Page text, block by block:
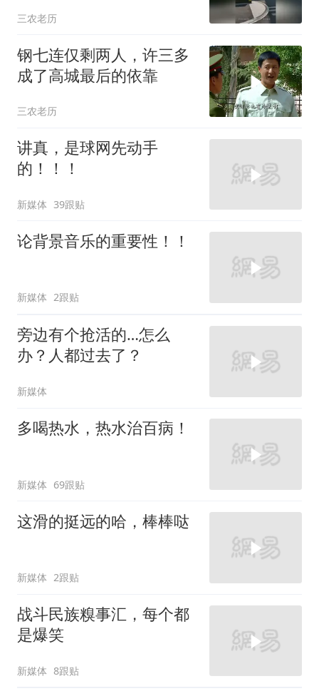
三农老历
钢七连仅剩两人，许三多
成了高城最后的依靠
三农老历
讲真，是球网先动手
的！！！
新媒体 39跟贴
论背景音乐的重要性！！
新媒体 2跟贴
旁边有个抢活的…怎么
办？人都过去了？
新媒体
多喝热水，热水治百病！
新媒体 69跟贴
这滑的挺远的哈，棒棒哒
新媒体 2跟贴
战斗民族糗事汇，每个都
是爆笑
新媒体 8跟贴